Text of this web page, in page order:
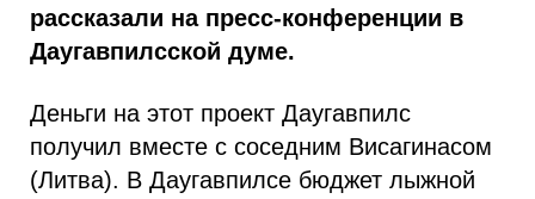
рассказали на пресс-конференции в
Даугавпилсской думе.
Деньги на этот проект Даугавпилс
получил вместе с соседним Висагинасом
(Литва). В Даугавпилсе бюджет лыжной